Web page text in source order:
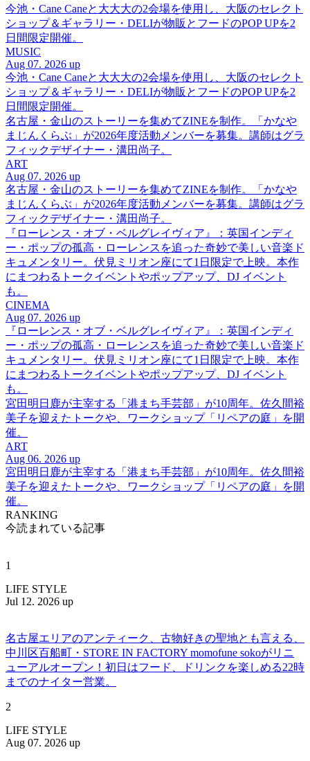
今池・Cane Caneと大大大の2会場を使用し、大阪のセレクト
ショップ＆ギャラリー・DELIが物販とフードのPOP UPを2
日間限定開催。
MUSIC
Aug 07. 2026 up
今池・Cane Caneと大大大の2会場を使用し、大阪のセレクト
ショップ＆ギャラリー・DELIが物販とフードのPOP UPを2
日間限定開催。
名古屋・金山のストーリーを集めてZINEを制作。「かなや
まじんくらぶ」が2026年度活動メンバーを募集。講師はグラ
フィックデザイナー・溝田尚子。
ART
Aug 07. 2026 up
名古屋・金山のストーリーを集めてZINEを制作。「かなや
まじんくらぶ」が2026年度活動メンバーを募集。講師はグラ
フィックデザイナー・溝田尚子。
『ローレンス・オブ・ベルグレイヴィア』：英国インディ
ー・ポップの孤高・ローレンスを追った奇妙で美しい音楽ド
キュメンタリー。伏見ミリオン座にて1日限定で上映。本作
にまつわるトークイベントやポップアップ、DJ イベント
も。
CINEMA
Aug 07. 2026 up
『ローレンス・オブ・ベルグレイヴィア』：英国インディ
ー・ポップの孤高・ローレンスを追った奇妙で美しい音楽ド
キュメンタリー。伏見ミリオン座にて1日限定で上映。本作
にまつわるトークイベントやポップアップ、DJ イベント
も。
宮田明日鹿が主宰する「港まち手芸部」が10周年。佐久間裕
美子を迎えたトークや、ワークショップ「リペアの庭」を開
催。
ART
Aug 06. 2026 up
宮田明日鹿が主宰する「港まち手芸部」が10周年。佐久間裕
美子を迎えたトークや、ワークショップ「リペアの庭」を開
催。
RANKING
今読まれている記事
1
LIFE STYLE
Jul 12. 2026 up
名古屋エリアのアンティーク、古物好きの聖地とも言える、
中川区百船町・STORE IN FACTORY momofune sokoがリニ
ューアルオープン！初日はフード、ドリンクを楽しめる22時
までのナイター営業。
2
LIFE STYLE
Aug 07. 2026 up